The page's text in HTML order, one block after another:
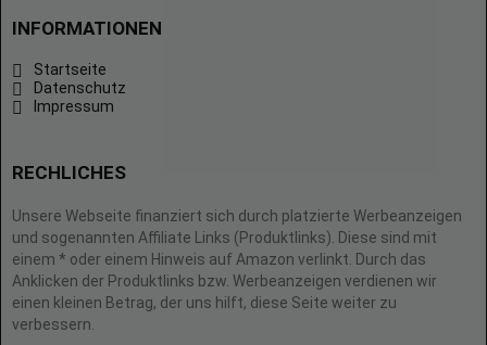
INFORMATIONEN
Startseite
Datenschutz
Impressum
RECHLICHES
Unsere Webseite finanziert sich durch platzierte Werbeanzeigen
und sogenannten Affiliate Links (Produktlinks). Diese sind mit
einem * oder einem Hinweis auf Amazon verlinkt. Durch das
Anklicken der Produktlinks bzw. Werbeanzeigen verdienen wir
einen kleinen Betrag, der uns hilft, diese Seite weiter zu
verbessern.